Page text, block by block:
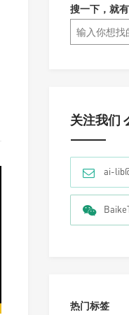
搜一下，就
关注我们
ai-
热门标签